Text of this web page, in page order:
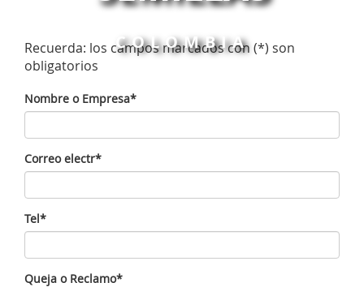
COLOMBIA
Recuerda: los campos marcados con (*) son
obligatorios
Nombre o Empresa*
Correo electr*
Tel*
Queja o Reclamo*